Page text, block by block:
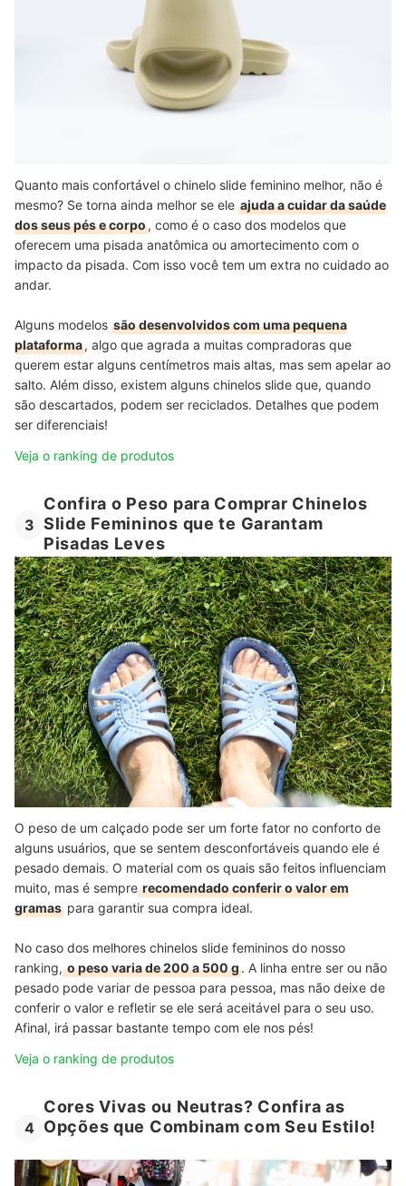
Quanto mais confortável o chinelo slide feminino melhor, não é
mesmo? Se torna ainda melhor se ele ajuda a cuidar da saúde
dos seus pés e corpo, como é o caso dos modelos que
oferecem uma pisada anatômica ou amortecimento com o
impacto da pisada. Com isso você tem um extra no cuidado ao
andar.
Alguns modelos são desenvolvidos com uma pequena
plataforma, algo que agrada a muitas compradoras que
querem estar alguns centímetros mais altas, mas sem apelar ao
salto. Além disso, existem alguns chinelos slide que, quando
são descartados, podem ser reciclados. Detalhes que podem
ser diferenciais!
Veja o ranking de produtos
3
Confira o Peso para Comprar Chinelos
Slide Femininos que te Garantam
Pisadas Leves
O peso de um calçado pode ser um forte fator no conforto de
alguns usuários, que se sentem desconfortáveis quando ele é
pesado demais. O material com os quais são feitos influenciam
muito, mas é semprerecomendado conferir o valor em
gramas para garantir sua compra ideal.
No caso dos melhores chinelos slide femininos do nosso
ranking,o peso varia de 200 a 500 g. A linha entre ser ou não
pesado pode variar de pessoa para pessoa, mas não deixe de
conferir o valor e refletir se ele será aceitável para o seu uso.
Afinal, irá passar bastante tempo com ele nos pés!
Veja o ranking de produtos
4
Cores Vivas ou Neutras? Confira as
Opções que Combinam com Seu Estilo!